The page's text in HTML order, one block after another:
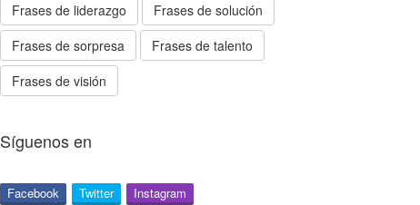
Frases de liderazgo
Frases de solución
Frases de sorpresa
Frases de talento
Frases de visión
Síguenos en
Facebook Twitter Instagram